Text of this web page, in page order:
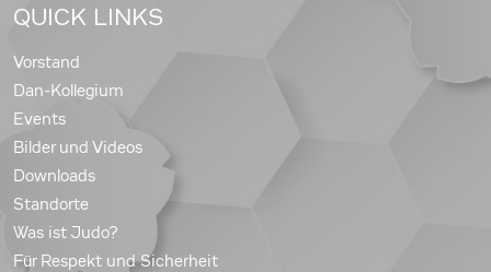
QUICK LINKS
Vorstand
Dan-Kollegium
Events
Bilder und Videos
Downloads
Standorte
Was ist Judo?
Für Respekt und Sicherheit